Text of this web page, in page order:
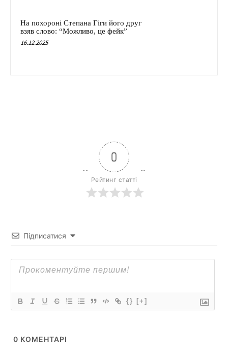
На похороні Степана Гіги його друг
взяв слово: “Можливо, це фейк”
16.12.2025
0
Рейтинг статті
Підписатися
{} [+]
0 КОМЕНТАРІ